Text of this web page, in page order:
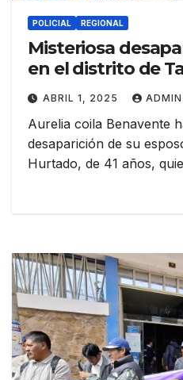
POLICIAL REGIONAL
Misteriosa
en el distrito de
ABRIL 1, 2025 ADMIN
Aurelia coila Benavente
desaparición de su
Hurtado, de 41 años,